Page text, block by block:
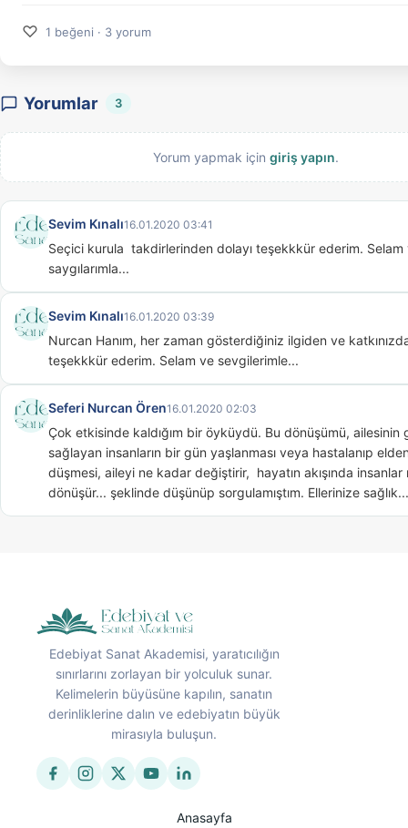
♡ 1 beğeni · 3 yorum
Yorumlar 3
Yorum yapmak için giriş yapın.
Sevim Kınalı16.01.2020 03:41
Seçici kurula  takdirlerinden dolayı teşekkkür ederim. Selam
saygılarımla...
Sevim Kınalı16.01.2020 03:39
Nurcan Hanım, her zaman gösterdiğiniz ilgiden ve
teşekkkür ederim. Selam ve sevgilerimle...
Seferi Nurcan Ören16.01.2020 02:03
Çok etkisinde kaldığım bir öyküydü. Bu dönüşümü, ailesinin
sağlayan insanların bir gün yaşlanması veya hastalanıp
düşmesi, aileyi ne kadar değiştirir,  hayatın akışında insanlar
dönüşür... şeklinde düşünüp sorgulamıştım. Ellerinize sağlık...
Edebiyat Sanat Akademisi, yaratıcılığın
sınırlarını zorlayan bir yolculuk sunar.
Kelimelerin büyüsüne kapılın, sanatın
derinliklerine dalın ve edebiyatın büyük
mirasıyla buluşun.
Anasayfa